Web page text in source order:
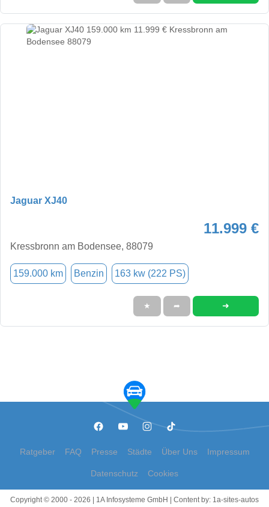
Jaguar XJ40
11.999 €
Kressbronn am Bodensee, 88079
159.000 km Benzin 163 kw (222 PS)
★ ➦ ➜
Ratgeber FAQ Presse Städte Über Uns Impressum
Datenschutz Cookies
Copyright © 2000 - 2026 | 1A Infosysteme GmbH | Content by: 1a-sites-autos